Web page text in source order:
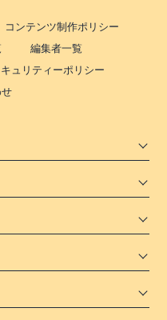
コンテンツ制作ポリシー
編集者一覧
ュリティーポリシー